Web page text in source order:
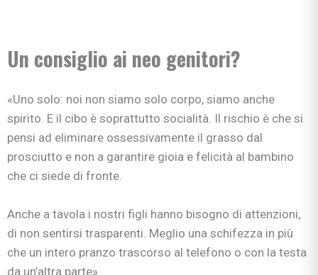
Un consiglio ai neo genitori?
«Uno solo: noi non siamo solo corpo, siamo anche
spirito. E il cibo è soprattutto socialità. Il rischio è che si
pensi ad eliminare ossessivamente il grasso dal
prosciutto e non a garantire gioia e felicità al bambino
che ci siede di fronte.
Anche a tavola i nostri figli hanno bisogno di attenzioni,
di non sentirsi trasparenti. Meglio una schifezza in più
che un intero pranzo trascorso al telefono o con la testa
da un’altra parte».